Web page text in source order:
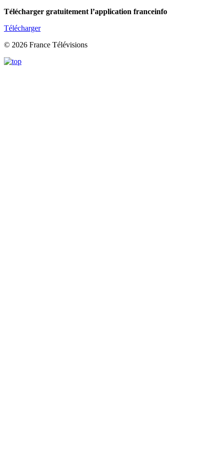
Télécharger gratuitement l’application franceinfo
Télécharger
© 2026 France Télévisions